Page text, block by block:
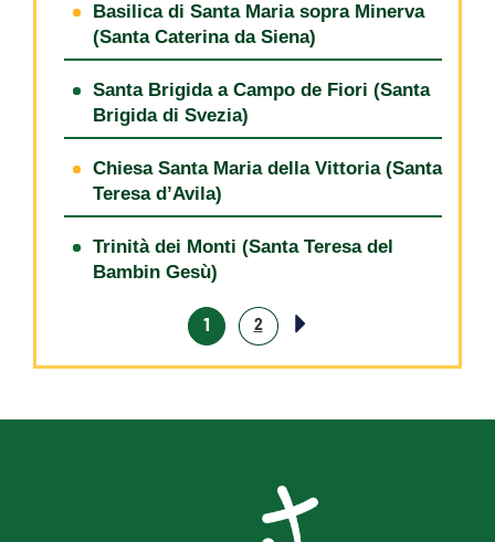
Basilica di Santa Maria sopra Minerva
(Santa Caterina da Siena)
Santa Brigida a Campo de Fiori (Santa
Brigida di Svezia)
Chiesa Santa Maria della Vittoria (Santa
Teresa d’Avila)
Trinità dei Monti (Santa Teresa del
Bambin Gesù)
1 2